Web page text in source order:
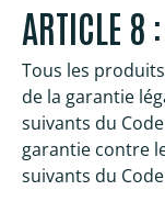
ARTICLE 8
Tous les
de la garantie
suivants du
garantie contre
suivants du